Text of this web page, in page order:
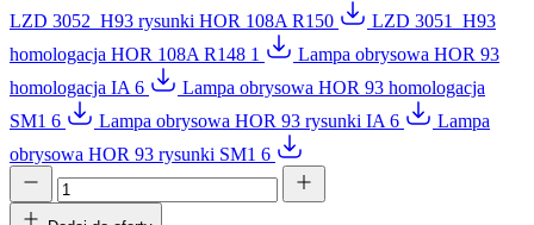
LZD 3052_H93 rysunki HOR 108A R150
LZD 3051_H93
homologacja HOR 108A R148 1
Lampa obrysowa HOR 93
homologacja IA 6
Lampa obrysowa HOR 93 homologacja
SM1 6
Lampa obrysowa HOR 93 rysunki IA 6
Lampa
obrysowa HOR 93 rysunki SM1 6